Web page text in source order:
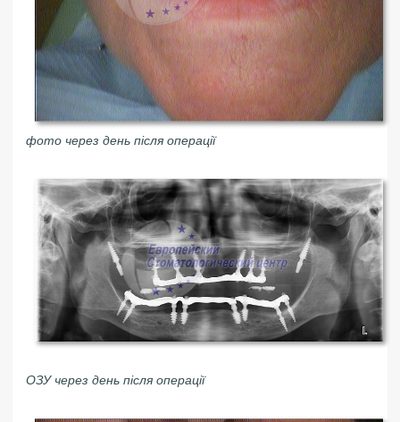
фото через день після операції
ОЗУ через день після операції